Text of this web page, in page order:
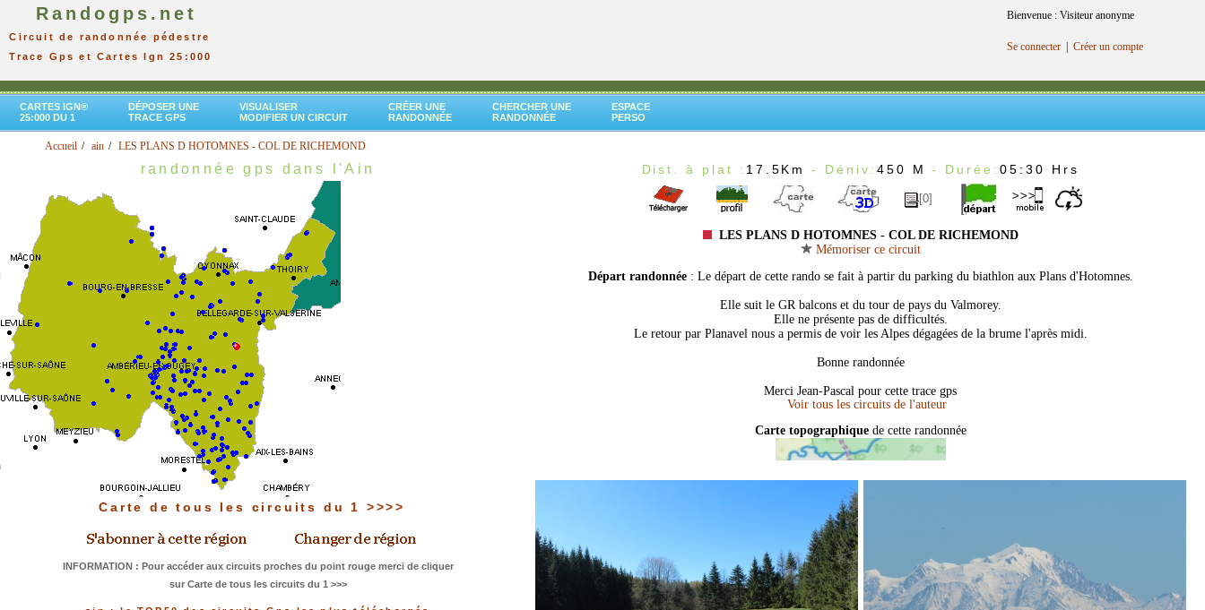
Randogps.net
Circuit de randonnée pédestre
Trace Gps et Cartes Ign 25:000
Bienvenue : Visiteur anonyme
Se connecter Créer un compte
CARTES IGN®
25:000 DU 1
DÉPOSER UNE
TRACE GPS
VISUALISER
MODIFIER UN CIRCUIT
CRÉER UNE
RANDONNÉE
CHERCHER UNE
RANDONNÉE
ESPACE
PERSO
Accueil ain LES PLANS D HOTOMNES - COL DE RICHEMOND
randonnée gps dans l'Ain
Carte de tous les circuits du 1 >>>>
INFORMATION : Pour accéder aux circuits proches du point rouge merci de cliquer
sur Carte de tous les circuits du 1 >>>
Dist. à plat : 17.5Km - Déniv: 450 M- Durée: 05:30 Hrs
[0]
LES PLANS D HOTOMNES - COL DE RICHEMOND
Mémoriser ce circuit
Départ randonnée : Le départ de cette rando se fait à partir du parking du biathlon aux Plans d'Hotomnes.
Elle suit le GR balcons et du tour de pays du Valmorey.
Elle ne présente pas de difficultés.
Le retour par Planavel nous a permis de voir les Alpes dégagées de la brume l'après midi.
Bonne randonnée
Merci Jean-Pascal pour cette trace gps
Carte topographique de cette randonnée